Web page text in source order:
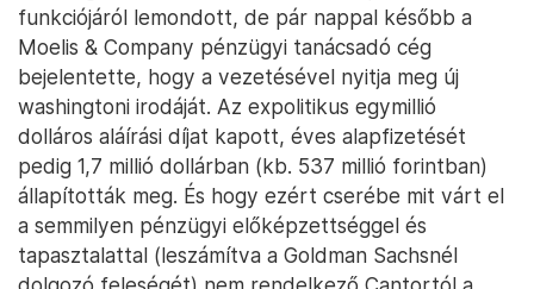
funkciójáról lemondott, de pár nappal később a
Moelis & Company pénzügyi tanácsadó cég
bejelentette, hogy a vezetésével nyitja meg új
washingtoni irodáját. Az expolitikus egymillió
dolláros aláírási díjat kapott, éves alapfizetését
pedig 1,7 millió dollárban (kb. 537 millió forintban)
állapították meg. És hogy ezért cserébe mit várt el
a semmilyen pénzügyi előképzettséggel és
tapasztalattal (leszámítva a Goldman Sachsnél